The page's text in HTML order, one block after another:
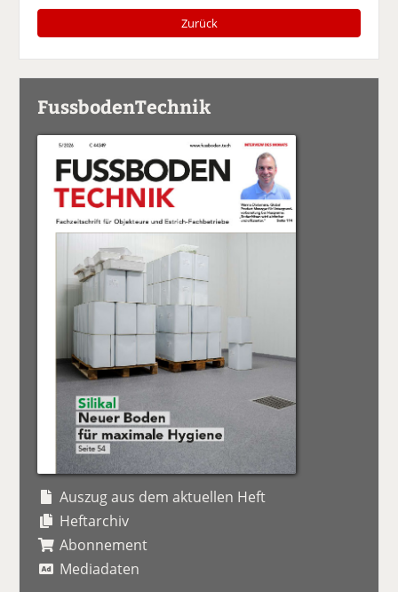
Zurück
FussbodenTechnik
Auszug aus dem aktuellen Heft
Heftarchiv
Abonnement
Mediadaten